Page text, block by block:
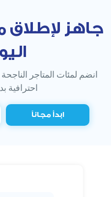
جاهز لإطلاق
انضم لمئات المتاجر
احترافية
ابدأ مجاناً